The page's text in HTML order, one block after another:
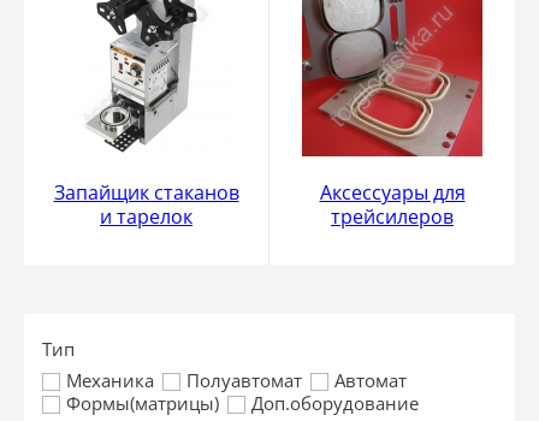
Запайщик стаканов
и тарелок
Аксессуары для
трейсилеров
Тип
Механика
Полуавтомат
Автомат
Формы(матрицы)
Доп.оборудование